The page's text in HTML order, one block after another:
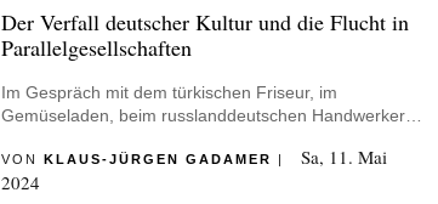
Der Verfall deutscher Kultur und die Flucht in
Parallelgesellschaften
Im Gespräch mit dem türkischen Friseur, im
Gemüseladen, beim russlanddeutschen Handwerker…
VON KLAUS-JÜRGEN GADAMER |
Sa, 11. Mai
2024